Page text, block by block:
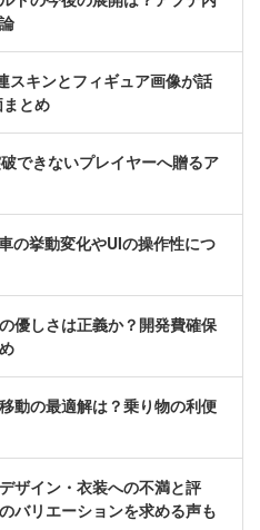
スキンとフィギュア画像が話
とめ
できないプレイヤーへ贈るア
の挙動変化やUIの操作性につ
優しさは正義か？開発費確保
動の最適解は？乗り物の利便
ザイン・衣装への不満と評
バリエーションを求める声も